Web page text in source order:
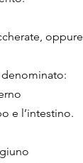
oppure
e l’intestino.